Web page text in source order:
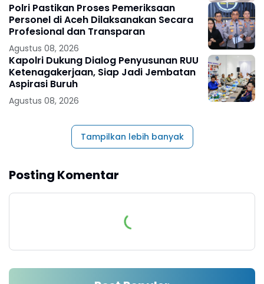
Polri Pastikan Proses Pemeriksaan
Personel di Aceh Dilaksanakan Secara
Profesional dan Transparan
Agustus 08, 2026
Kapolri Dukung Dialog Penyusunan RUU
Ketenagakerjaan, Siap Jadi Jembatan
Aspirasi Buruh
Agustus 08, 2026
Tampilkan lebih banyak
Posting Komentar